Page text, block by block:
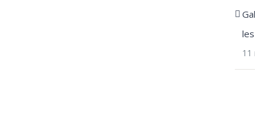
11